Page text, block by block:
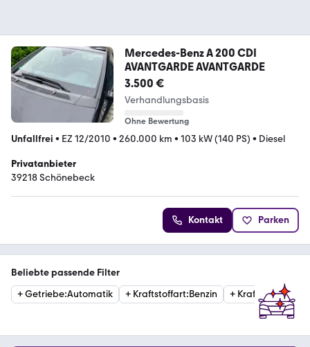
Mercedes-Benz A 200 CDI
AVANTGARDE AVANTGARDE
3.500 €
Verhandlungsbasis
Ohne Bewertung
Unfallfrei • EZ 12/2010 • 260.000 km • 103 kW (140 PS) • Diesel
Privatanbieter
39218 Schönebeck
Kontakt Parken
Beliebte passende Filter
+Getriebe:Automatik + Kraftstoffart:Benzin + Kraftstoffart